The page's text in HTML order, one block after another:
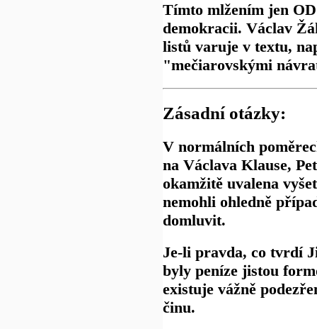
Tímto mlžením jen
demokracii. Václav
listů varuje v textu,
"mečiarovskými
Zásadní otázky:
V normálních
na Václava Klause,
okamžitě uvalena
nemohli ohledně
domluvit.
Je-li pravda, co tvrdí
byly peníze jistou
existuje vážně
činu.